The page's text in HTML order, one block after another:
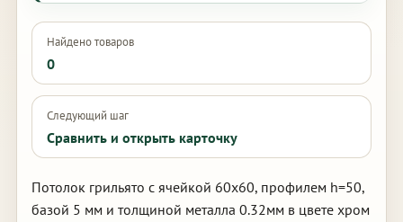
Найдено товаров
0
Следующий шаг
Сравнить и открыть карточку
Потолок грильято с ячейкой 60х60, профилем h=50,
базой 5 мм и толщиной металла 0.32мм в цвете хром